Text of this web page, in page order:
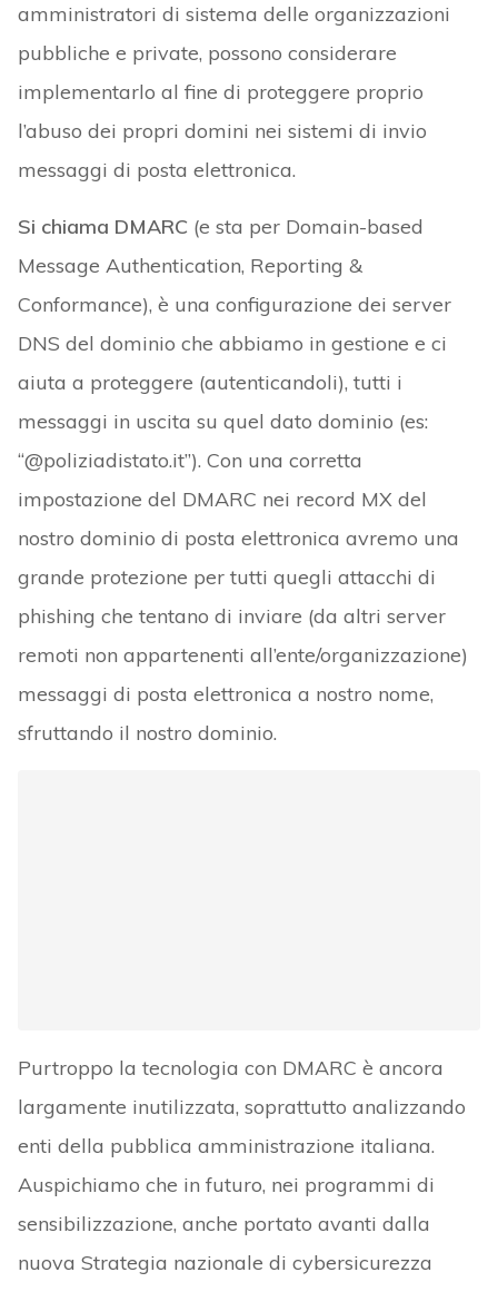
amministratori di sistema delle organizzazioni
pubbliche e private, possono considerare
implementarlo al fine di proteggere proprio
l’abuso dei propri domini nei sistemi di invio
messaggi di posta elettronica.
Si chiama DMARC(e sta per Domain-based
Message Authentication, Reporting &
Conformance), è una configurazione dei server
DNS del dominio che abbiamo in gestione e ci
aiuta a proteggere (autenticandoli), tutti i
messaggi in uscita su quel dato dominio (es:
“@poliziadistato.it”). Con una corretta
impostazione del DMARC nei record MX del
nostro dominio di posta elettronica avremo una
grande protezione per tutti quegli attacchi di
phishing che tentano di inviare (da altri server
remoti non appartenenti all’ente/organizzazione)
messaggi di posta elettronica a nostro nome,
sfruttando il nostro dominio.
Purtroppo la tecnologia con DMARC è ancora
largamente inutilizzata, soprattutto analizzando
enti della pubblica amministrazione italiana.
Auspichiamo che in futuro, nei programmi di
sensibilizzazione, anche portato avanti dalla
nuova Strategia nazionale di cybersicurezza